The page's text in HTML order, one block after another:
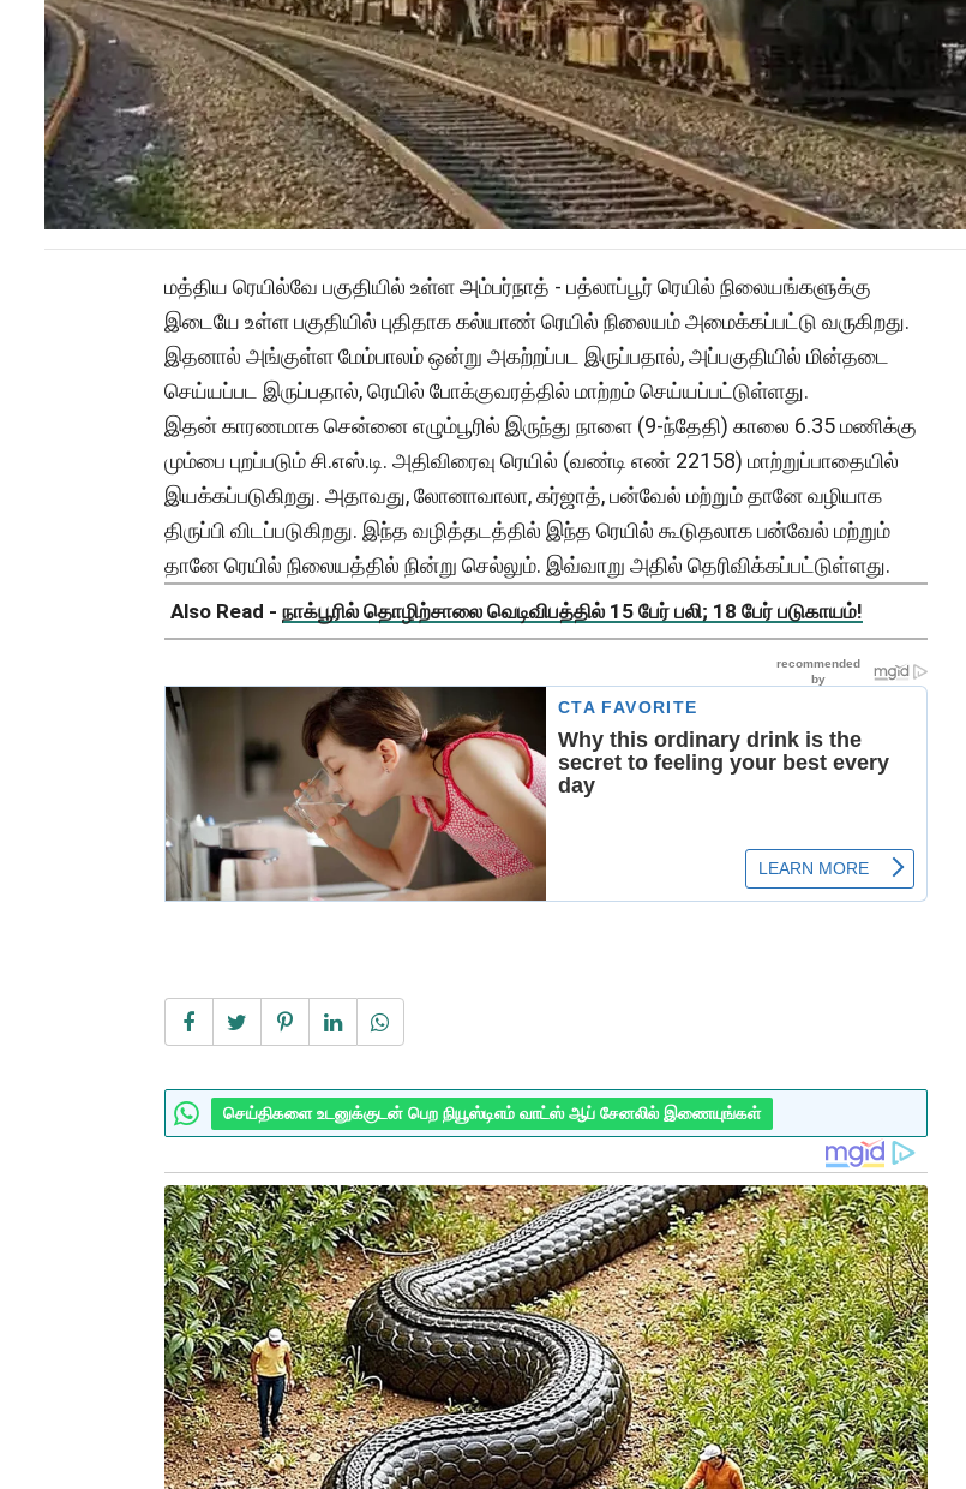
மத்திய ரெயில்வே பகுதியில் உள்ள அம்பர்நாத் - பத்லாப்பூர் ரெயில் நிலையங்களுக்கு
இடையே உள்ள பகுதியில் புதிதாக கல்யாண் ரெயில் நிலையம் அமைக்கப்பட்டு வருகிறது.
இதனால் அங்குள்ள மேம்பாலம் ஒன்று அகற்றப்பட இருப்பதால், அப்பகுதியில் மின்தடை
செய்யப்பட இருப்பதால், ரெயில் போக்குவரத்தில் மாற்றம் செய்யப்பட்டுள்ளது.
இதன் காரணமாக சென்னை எழும்பூரில் இருந்து நாளை (9-ந்தேதி) காலை 6.35 மணிக்கு
மும்பை புறப்படும் சி.எஸ்.டி. அதிவிரைவு ரெயில் (வண்டி எண் 22158) மாற்றுப்பாதையில்
இயக்கப்படுகிறது. அதாவது, லோனாவாலா, கர்ஜாத், பன்வேல் மற்றும் தானே வழியாக
திருப்பி விடப்படுகிறது. இந்த வழித்தடத்தில் இந்த ரெயில் கூடுதலாக பன்வேல் மற்றும்
தானே ரெயில் நிலையத்தில் நின்று செல்லும். இவ்வாறு அதில் தெரிவிக்கப்பட்டுள்ளது.
Also Read - நாக்பூரில் தொழிற்சாலை வெடிவிபத்தில் 15 பேர் பலி; 18 பேர் படுகாயம்!
செய்திகளை உடனுக்குடன் பெற நியூஸ்டிஎம் வாட்ஸ் ஆப் சேனலில் இணையுங்கள்